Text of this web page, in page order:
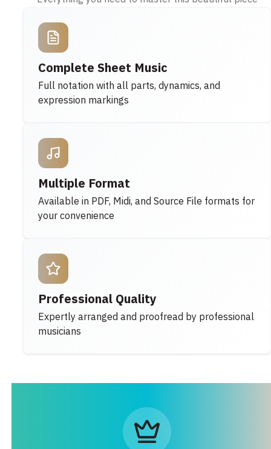
Complete Sheet Music
Full notation with all parts, dynamics, and
expression markings
Multiple Format
Available in PDF, Midi, and Source File formats for
your convenience
Professional Quality
Expertly arranged and proofread by professional
musicians